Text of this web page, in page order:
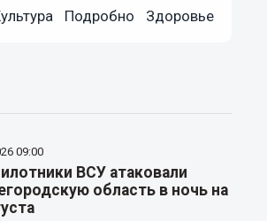
Подробно Здоровье
09:00
ВСУ атаковали
область в ночь на